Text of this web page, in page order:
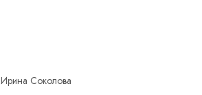
Ирина Соколова